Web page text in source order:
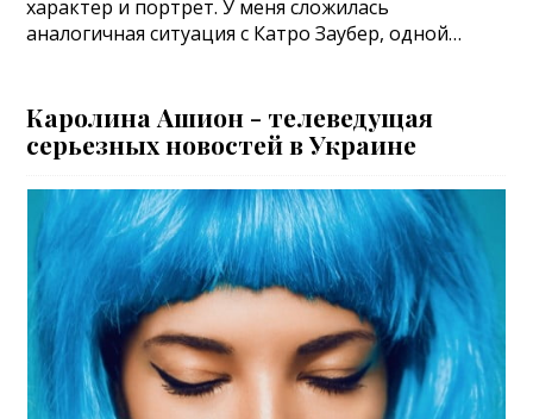
характер и портрет. У меня сложилась
аналогичная ситуация с Катро Заубер, одной…
Каролина Ашион - телеведущая
серьезных новостей в Украине